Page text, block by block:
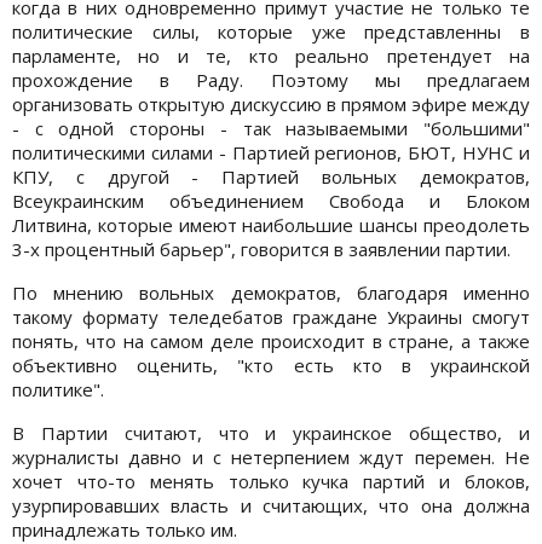
когда в них одновременно примут участие не только те
политические силы, которые уже представленны в
парламенте, но и те, кто реально претендует на
прохождение в Раду. Поэтому мы предлагаем
организовать открытую дискуссию в прямом эфире между
- с одной стороны - так называемыми "большими"
политическими силами - Партией регионов, БЮТ, НУНС и
КПУ, с другой - Партией вольных демократов,
Всеукраинским объединением Свобода и Блоком
Литвина, которые имеют наибольшие шансы преодолеть
3-х процентный барьер", говорится в заявлении партии.
По мнению вольных демократов, благодаря именно
такому формату теледебатов граждане Украины смогут
понять, что на самом деле происходит в стране, а также
объективно оценить, "кто есть кто в украинской
политике".
В Партии считают, что и украинское общество, и
журналисты давно и с нетерпением ждут перемен. Не
хочет что-то менять только кучка партий и блоков,
узурпировавших власть и считающих, что она должна
принадлежать только им.